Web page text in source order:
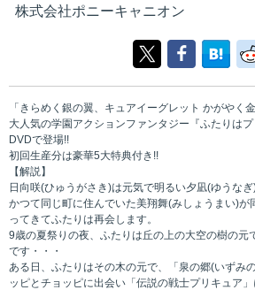
株式会社ポニーキャニオン
「きらめく銀の翼、キュアイーグレット かがやく
大人気の学園アクションファンタジー『ふたりは
DVDで登場!!
初回生産分は豪華5大特典付き!!
【解説】
日向咲(ひゅうがさき)は元気で明るい夕凪(ゆうなぎ
かつて同じ町に住んでいた美翔舞(みしょうまい)が
ってきてふたりは再会します。
9歳の夏祭りの夜、ふたりは丘の上の大空の樹の元
です・・・
ある日、ふたりはその木の元で、「泉の郷(いずみ
ッピとチョッピに出会い「伝説の戦士プリキュア